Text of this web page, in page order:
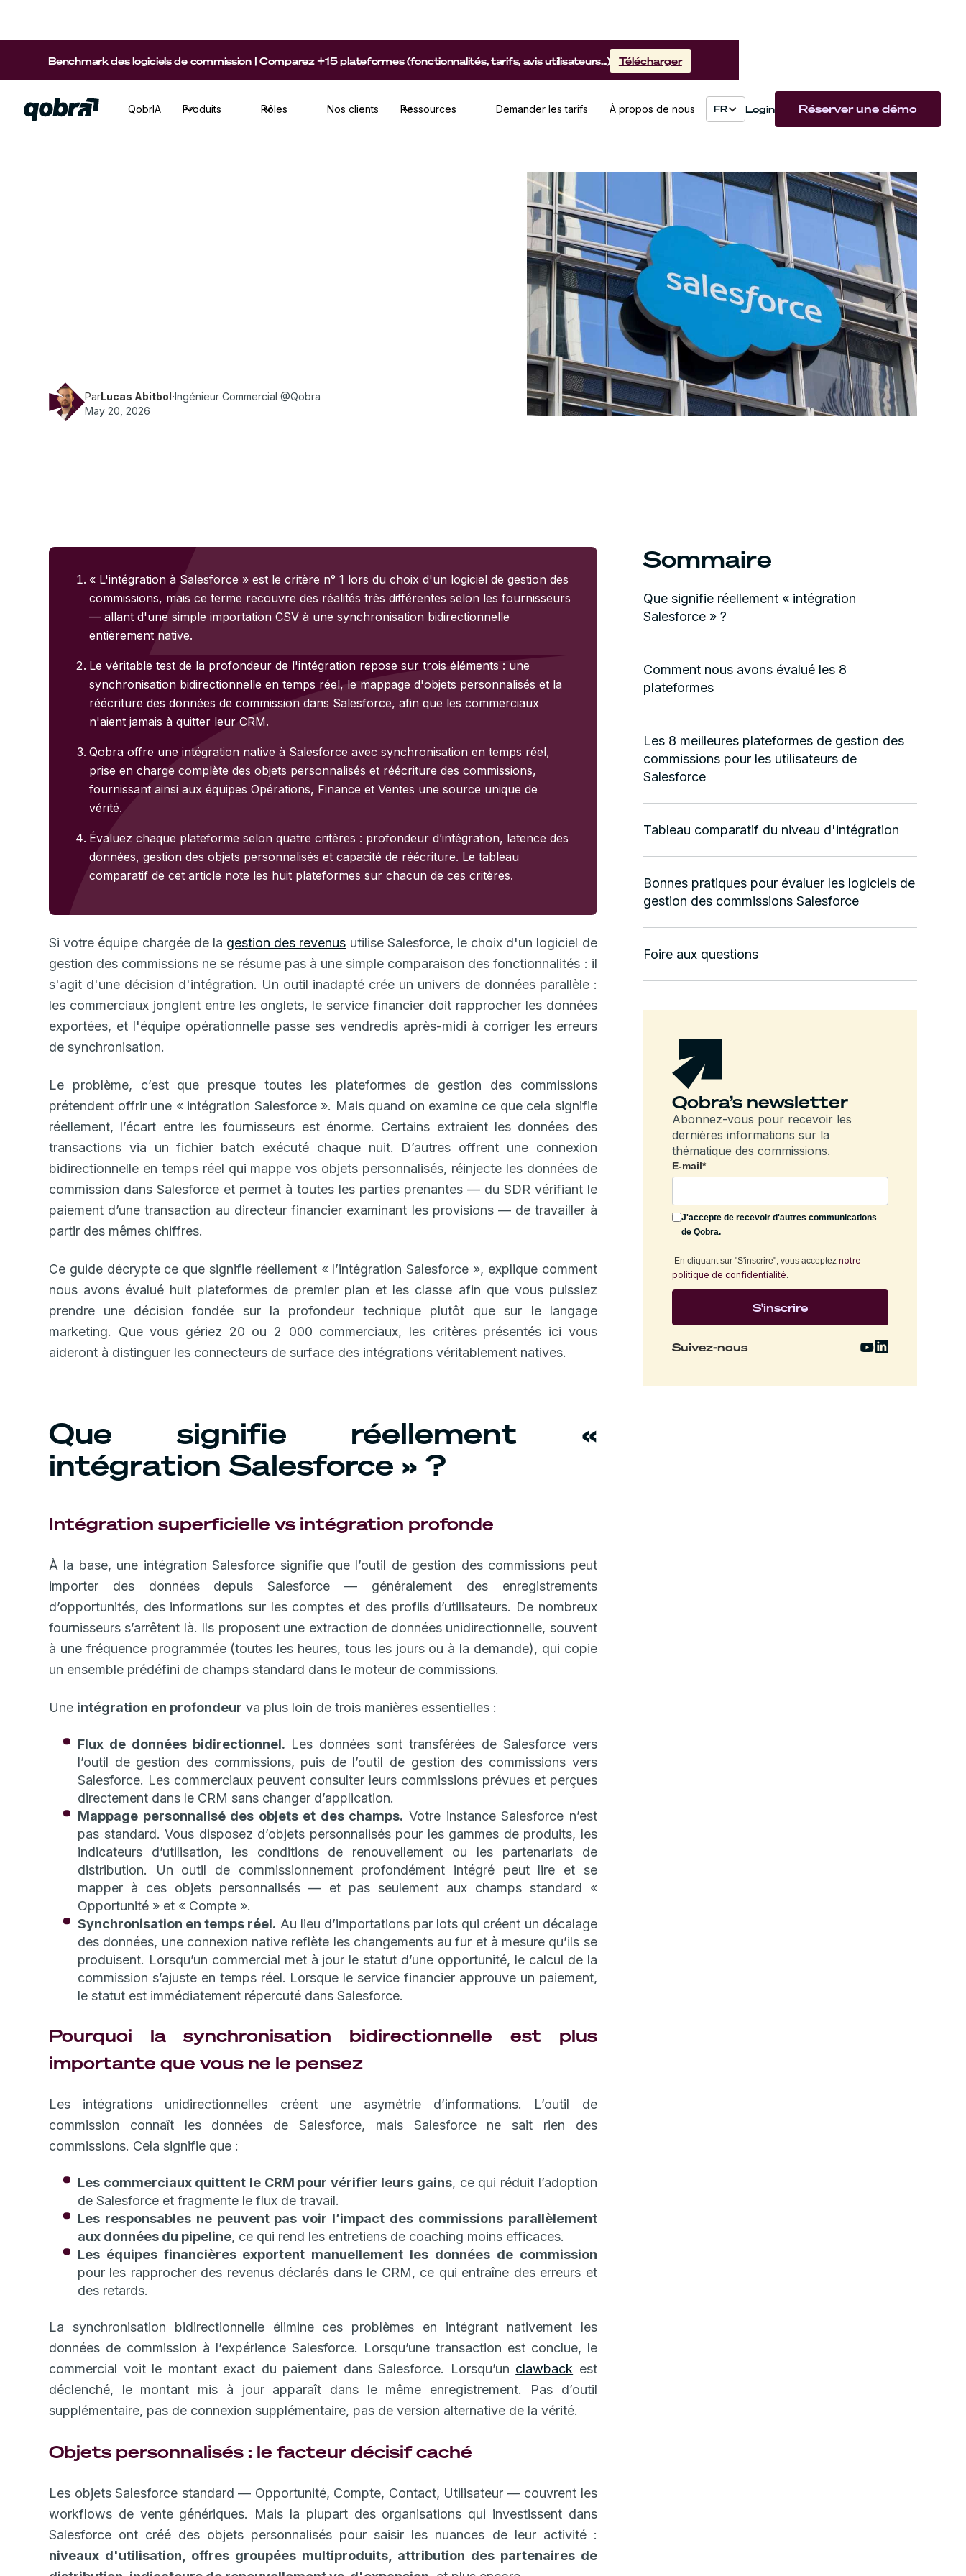
QobrIA Produits Rôles Nos clients Ressources Demander les tarifs À propos de nous FR Login Réserver une démo
Benchmark des logiciels de commission | Comparez +15 plateformes (fonctionnalités, tarifs, avis utilisateurs...) Télécharger
ParLucas Abitbol·Ingénieur Commercial @Qobra
May 20, 2026
« L'intégration à Salesforce » est le critère n° 1 lors du choix d'un logiciel de gestion des
commissions, mais ce terme recouvre des réalités très différentes selon les fournisseurs
— allant d'une simple importation CSV à une synchronisation bidirectionnelle
entièrement native.
Le véritable test de la profondeur de l'intégration repose sur trois éléments : une
synchronisation bidirectionnelle en temps réel, le mappage d'objets personnalisés et la
réécriture des données de commission dans Salesforce, afin que les commerciaux
n'aient jamais à quitter leur CRM.
Qobra offre une intégration native à Salesforce avec synchronisation en temps réel,
prise en charge complète des objets personnalisés et réécriture des commissions,
fournissant ainsi aux équipes Opérations, Finance et Ventes une source unique de
vérité.
Évaluez chaque plateforme selon quatre critères : profondeur d’intégration, latence des
données, gestion des objets personnalisés et capacité de réécriture. Le tableau
comparatif de cet article note les huit plateformes sur chacun de ces critères.
Si votre équipe chargée de la gestion des revenus utilise Salesforce, le choix d'un logiciel de
gestion des commissions ne se résume pas à une simple comparaison des fonctionnalités : il
s'agit d'une décision d'intégration. Un outil inadapté crée un univers de données parallèle :
les commerciaux jonglent entre les onglets, le service financier doit rapprocher les données
exportées, et l'équipe opérationnelle passe ses vendredis après-midi à corriger les erreurs
de synchronisation.
Le problème, c’est que presque toutes les plateformes de gestion des commissions
prétendent offrir une « intégration Salesforce ». Mais quand on examine ce que cela signifie
réellement, l’écart entre les fournisseurs est énorme. Certains extraient les données des
transactions via un fichier batch exécuté chaque nuit. D’autres offrent une connexion
bidirectionnelle en temps réel qui mappe vos objets personnalisés, réinjecte les données de
commission dans Salesforce et permet à toutes les parties prenantes — du SDR vérifiant le
paiement d’une transaction au directeur financier examinant les provisions — de travailler à
partir des mêmes chiffres.
Ce guide décrypte ce que signifie réellement « l’intégration Salesforce », explique comment
nous avons évalué huit plateformes de premier plan et les classe afin que vous puissiez
prendre une décision fondée sur la profondeur technique plutôt que sur le langage
marketing. Que vous gériez 20 ou 2 000 commerciaux, les critères présentés ici vous
aideront à distinguer les connecteurs de surface des intégrations véritablement natives.
Que signifie réellement «
intégration Salesforce » ?
Intégration superficielle vs intégration profonde
À la base, une intégration Salesforce signifie que l’outil de gestion des commissions peut
importer des données depuis Salesforce — généralement des enregistrements
d’opportunités, des informations sur les comptes et des profils d’utilisateurs. De nombreux
fournisseurs s’arrêtent là. Ils proposent une extraction de données unidirectionnelle, souvent
à une fréquence programmée (toutes les heures, tous les jours ou à la demande), qui copie
un ensemble prédéfini de champs standard dans le moteur de commissions.
Une intégration en profondeur va plus loin de trois manières essentielles :
Flux de données bidirectionnel. Les données sont transférées de Salesforce vers
l’outil de gestion des commissions, puis de l’outil de gestion des commissions vers
Salesforce. Les commerciaux peuvent consulter leurs commissions prévues et perçues
directement dans le CRM sans changer d’application.
Mappage personnalisé des objets et des champs. Votre instance Salesforce n’est
pas standard. Vous disposez d’objets personnalisés pour les gammes de produits, les
indicateurs d’utilisation, les conditions de renouvellement ou les partenariats de
distribution. Un outil de commissionnement profondément intégré peut lire et se
mapper à ces objets personnalisés — et pas seulement aux champs standard «
Opportunité » et « Compte ».
Synchronisation en temps réel. Au lieu d’importations par lots qui créent un décalage
des données, une connexion native reflète les changements au fur et à mesure qu’ils se
produisent. Lorsqu’un commercial met à jour le statut d’une opportunité, le calcul de la
commission s’ajuste en temps réel. Lorsque le service financier approuve un paiement,
le statut est immédiatement répercuté dans Salesforce.
Pourquoi la synchronisation bidirectionnelle est plus
importante que vous ne le pensez
Les intégrations unidirectionnelles créent une asymétrie d’informations. L’outil de
commission connaît les données de Salesforce, mais Salesforce ne sait rien des
commissions. Cela signifie que :
Les commerciaux quittent le CRM pour vérifier leurs gains, ce qui réduit l’adoption
de Salesforce et fragmente le flux de travail.
Les responsables ne peuvent pas voir l’impact des commissions parallèlement
aux données du pipeline, ce qui rend les entretiens de coaching moins efficaces.
Les équipes financières exportent manuellement les données de commission
pour les rapprocher des revenus déclarés dans le CRM, ce qui entraîne des erreurs et
des retards.
La synchronisation bidirectionnelle élimine ces problèmes en intégrant nativement les
données de commission à l’expérience Salesforce. Lorsqu’une transaction est conclue, le
commercial voit le montant exact du paiement dans Salesforce. Lorsqu’un clawback est
déclenché, le montant mis à jour apparaît dans le même enregistrement. Pas d’outil
supplémentaire, pas de connexion supplémentaire, pas de version alternative de la vérité.
Objets personnalisés : le facteur décisif caché
Les objets Salesforce standard — Opportunité, Compte, Contact, Utilisateur — couvrent les
workflows de vente génériques. Mais la plupart des organisations qui investissent dans
Salesforce ont créé des objets personnalisés pour saisir les nuances de leur activité :
niveaux d'utilisation, offres groupées multiproduits, attribution des partenaires de
Sommaire
Que signifie réellement « intégration
Salesforce » ?
Comment nous avons évalué les 8
plateformes
Les 8 meilleures plateformes de gestion des
commissions pour les utilisateurs de
Salesforce
Tableau comparatif du niveau d'intégration
Bonnes pratiques pour évaluer les logiciels de
gestion des commissions Salesforce
Foire aux questions
Qobra’s newsletter
Abonnez-vous pour recevoir les
dernières informations sur la
thématique des commissions.
E-mail*
J'accepte de recevoir d'autres communications
de Qobra.
En cliquant sur "S'inscrire", vous acceptez notre
politique de confidentialité
Suivez-nous